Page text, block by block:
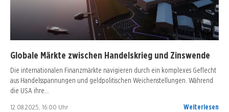
Globale Märkte zwischen Handelskrieg und Zinswende
Die internationalen Finanzmärkte navigieren durch ein komplexes Geflecht
aus Handelsspannungen und geldpolitischen Weichenstellungen. Während
die USA ihre…
12.08.2025, 16:00 Uhr Weiterlesen